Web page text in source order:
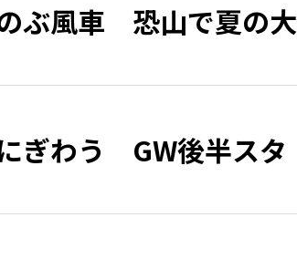
ぶ風車 恐山で夏の大
ぎわう GW後半スタ